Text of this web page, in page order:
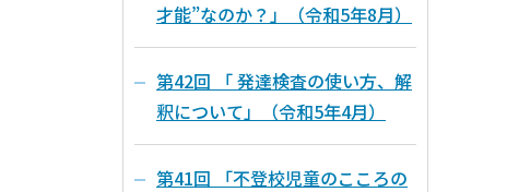
才能”なのか？」（令和5年8月）
第42回 「 発達検査の使い方、解
釈について」（令和5年4月）
第41回 「不登校児童のこころの